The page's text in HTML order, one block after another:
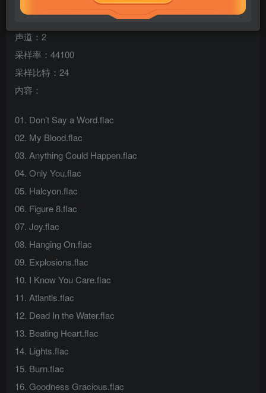
格式：flac
声道：2
采样率：44100
采样比特：24
内容：
01. Don’t Say a Word.flac
02. My Blood.flac
03. Anything Could Happen.flac
04. Only You.flac
05. Halcyon.flac
06. Figure 8.flac
07. Joy.flac
08. Hanging On.flac
09. Explosions.flac
10. I Know You Care.flac
11. Atlantis.flac
12. Dead In the Water.flac
13. Beating Heart.flac
14. Lights.flac
15. Burn.flac
16. Goodness Gracious.flac